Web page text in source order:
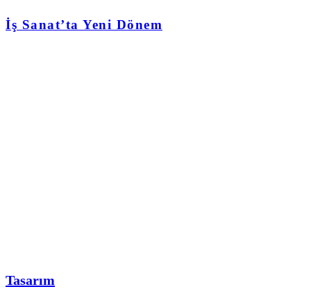
İş Sanat’ta Yeni Dönem
Tasarım